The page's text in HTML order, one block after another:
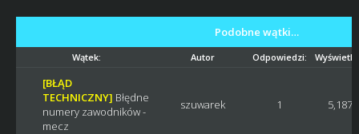
Podobne wątki…
Wątek: Autor Odpowiedzi:
[BŁĄD
TECHNICZNY] Błędne
numery zawodników -
mecz
szuwarek 1 5,187